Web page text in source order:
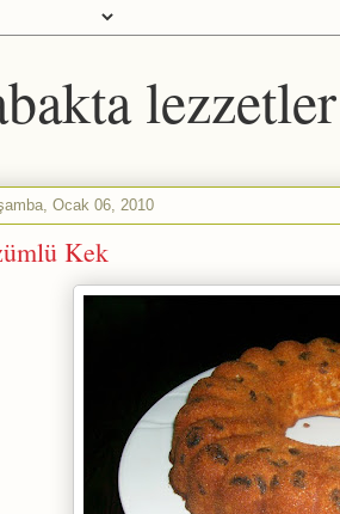
lezzetler
Ocak 06, 2010
Kek